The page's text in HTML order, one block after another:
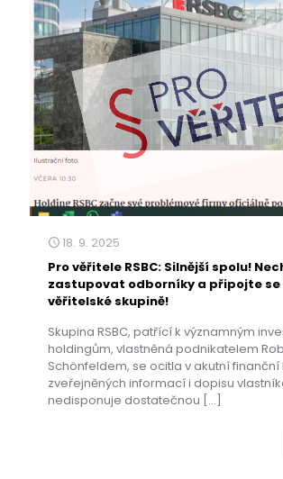
18. 9. 2025
Pro věřitele RSBC: Silnější spolu!
zastupovat odborníky a připojte se
věřitelské skupině!
Skupina RSBC, patřící k významným
holdingům, vlastněná podnikatelem
Schönfeldem, se ocitla v akutní finanční
zveřejněných informací i dopisu
nedisponuje dostatečnou […]